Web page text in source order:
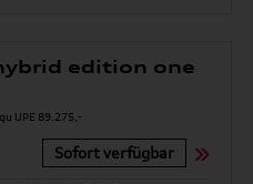
edition one
Sofort verfügbar